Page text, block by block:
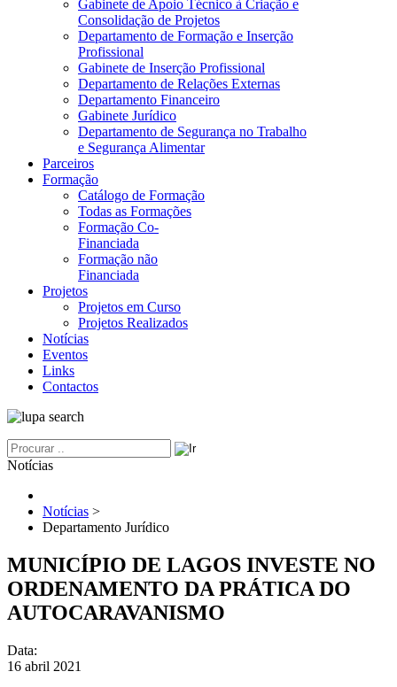
Gabinete de Apoio Técnico à Criação e
Consolidação de Projetos
Departamento de Formação e Inserção
Profissional
Gabinete de Inserção Profissional
Departamento de Relações Externas
Departamento Financeiro
Gabinete Jurídico
Departamento de Segurança no Trabalho
e Segurança Alimentar
Parceiros
Formação
Catálogo de Formação
Todas as Formações
Formação Co-
Financiada
Formação não
Financiada
Projetos
Projetos em Curso
Projetos Realizados
Notícias
Eventos
Links
Contactos
Notícias
Notícias >
Departamento Jurídico
MUNICÍPIO DE LAGOS INVESTE NO
ORDENAMENTO DA PRÁTICA DO
AUTOCARAVANISMO
Data:
16 abril 2021